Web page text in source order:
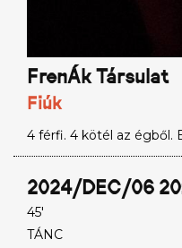
FrenÁk Társulat
Fiúk
4 férfi. 4 kötél az égből.
2024/DEC/06
45'
TÁNC